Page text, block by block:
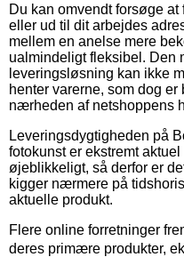
Du kan omvendt forsøge
eller ud til dit arbejdes
mellem en anelse mere
ualmindeligt fleksibel. Den
leveringsløsning kan ikke
henter varerne, som dog er
nærheden af netshoppens
Leveringsdygtigheden på
fotokunst er ekstremt
øjeblikkeligt, så derfor er
kigger nærmere på
aktuelle produkt.
Flere online forretninger
deres primære produkter,